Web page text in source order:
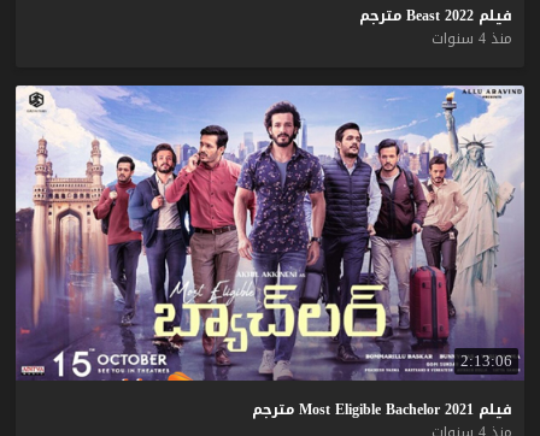
فيلم Beast 2022
مترجم
منذ 4 سنوات
2:13:06
فيلم Most Eligible Bachelor 2021
مترجم